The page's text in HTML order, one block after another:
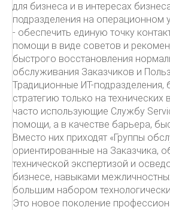
для бизнеса и в интересах
подразделения на операционном
- обеспечить единую точку
помощи в виде советов и
быстрого восстановления
обслуживания Заказчиков и
Традиционные ИТ-
стратегию только на
часто использующие Службу
помощи, а в качестве барьера,
Вместо них приходят «Группы
ориентированные на Заказчика,
технической экспертизой и
бизнесе, навыками
большим набором
Это новое поколение